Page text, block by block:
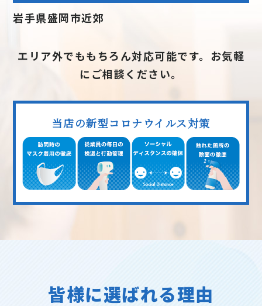
岩手県盛岡市近郊
エリア外でももちろん対応可能です。お気軽
にご相談ください。
当店の新型コロナウイルス対策
皆様に選ばれる理由